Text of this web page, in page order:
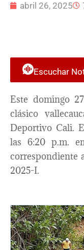
abril 26, 2025
Escuchar
Este domingo
clásico
Deportivo Cali.
las 6:20 p.m.
correspondiente
2025-I.